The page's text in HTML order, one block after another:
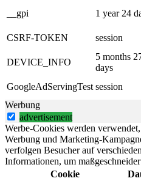
__gpi
1 year 24
CSRF-TOKEN
session
DEVICE_INFO
5 months
days
GoogleAdServingTest session
Werbung
advertisement
Werbe-Cookies werden
Werbung und Marketing-
verfolgen Besucher auf
Informationen, um
Cookie